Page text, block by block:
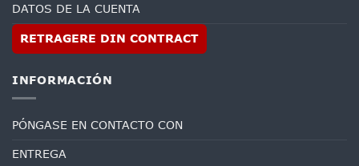
DATOS DE LA CUENTA
RETRAGERE DIN CONTRACT
INFORMACIÓN
PÓNGASE EN CONTACTO CON
ENTREGA